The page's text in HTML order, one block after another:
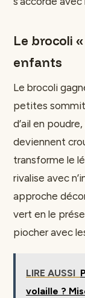
Le brocoli
enfants
Le brocoli
petites
d’ail en
deviennent
transforme le
rivalise avec
approche
vert en le
piocher avec
LIRE AUSSI
volaille ?